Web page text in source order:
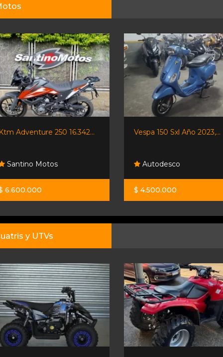
Vespa 150 Sxl Año 2023,...
Autodesco
$ 4.500.000
Morbidelli T502x -...
Moto Sport
$ 13.390.000
y UTVs